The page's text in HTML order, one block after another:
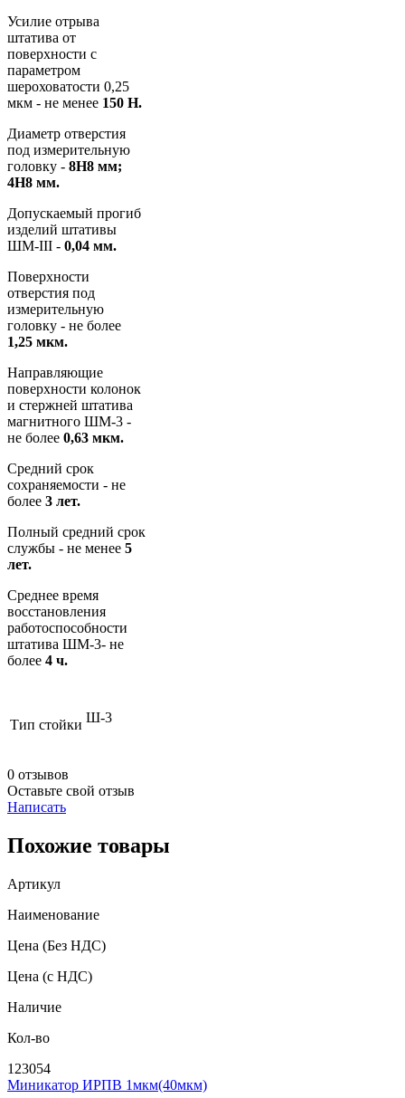
Усилие отрыва
штатива от
поверхности с
параметром
шероховатости 0,25
мкм - не менее 150 Н.
Диаметр отверстия
под измерительную
головку - 8Н8 мм;
4Н8 мм.
Допускаемый прогиб
изделий штативы
ШМ-III - 0,04 мм.
Поверхности
отверстия под
измерительную
головку - не более
1,25 мкм.
Направляющие
поверхности колонок
и стержней штатива
магнитного ШМ-3 -
не более 0,63 мкм.
Средний срок
сохраняемости - не
более 3 лет.
Полный средний срок
службы - не менее 5
лет.
Среднее время
восстановления
работоспособности
штатива ШМ-3- не
более 4 ч.
Тип стойки Ш-3
0 отзывов
Оставьте свой отзыв
Написать
Похожие товары
Артикул
Наименование
Цена (Без НДС)
Цена (с НДС)
Наличие
Кол-во
123054
Миникатор ИРПВ 1мкм(40мкм)